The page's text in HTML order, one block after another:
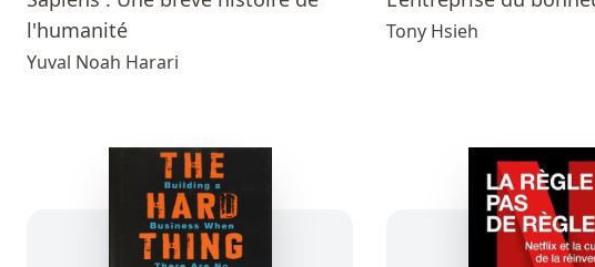
l'humanité
Yuval Noah Harari
Tony Hsieh